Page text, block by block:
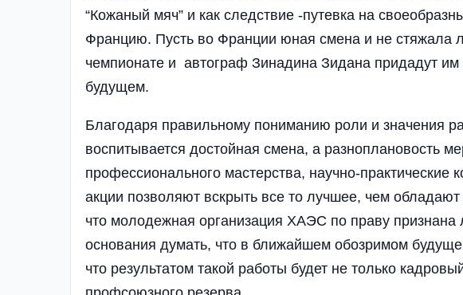
“Кожаный мяч” и как следствие -путевка на
Францию. Пусть во Франции юная смена и не стяжала
чемпионате и автограф Зинадина Зидана придадут
будущем.
Благодаря правильному пониманию роли и значения
воспитывается достойная смена, а разноплановость
профессионального мастерства, научно-
акции позволяют вскрыть все то лучшее, чем
что молодежная организация ХАЭС по праву признана
основания думать, что в ближайшем обозримом
что результатом такой работы будет не только